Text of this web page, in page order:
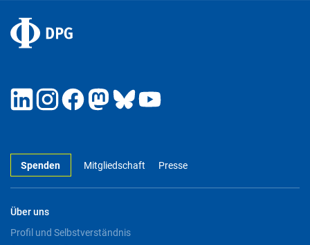
Spenden Mitgliedschaft Presse
Über uns
Profil und Selbstverständnis